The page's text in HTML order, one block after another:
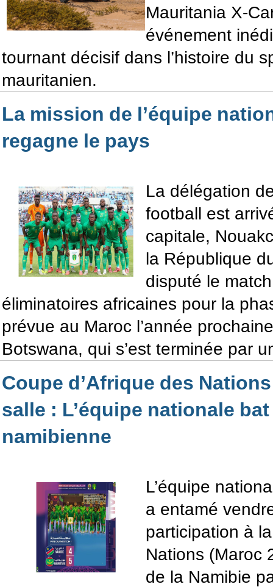
Mauritania X-
événement
tournant décisif dans l’histoire du
mauritanien.
La mission de l’équipe
regagne le pays
La délégation
football est
capitale,
la République
disputé le
éliminatoires africaines pour la
prévue au Maroc l’année
Botswana, qui s’est terminée par
Coupe d’Afrique des
salle : L’équipe nationale bat
namibienne
L’équipe
a entamé
participation à
Nations (Maroc
de la Namibie